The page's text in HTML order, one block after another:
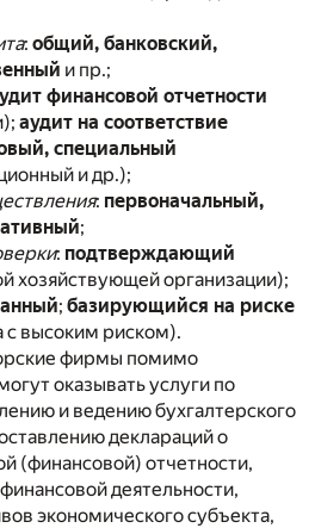
: общий, банковский,
и пр.;
финансовой отчетности
аудит на соответствие
специальный
и др.);
: первоначальный,
;
: подтверждающий
хозяйствующей организации);
; базирующийся на риске
с высоким риском).
фирмы помимо
оказывать услуги по
и ведению бухгалтерского
деклараций о
(финансовой) отчетности,
деятельности,
экономического субъекта,